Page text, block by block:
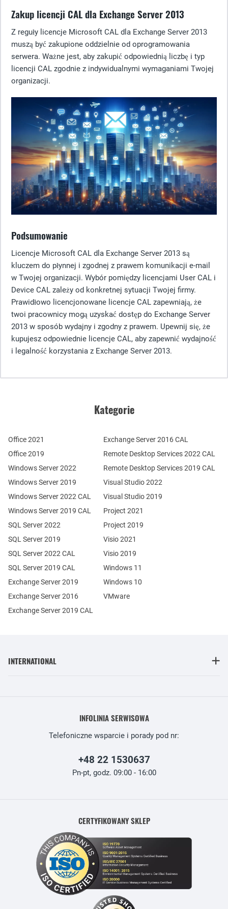
Zakup licencji CAL dla Exchange Server 2013
Z reguły licencje Microsoft CAL dla Exchange Server 2013
muszą być zakupione oddzielnie od oprogramowania
serwera. Ważne jest, aby zakupić odpowiednią liczbę i typ
licencji CAL zgodnie z indywidualnymi wymaganiami Twojej
organizacji.
Podsumowanie
Licencje Microsoft CAL dla Exchange Server 2013 są
kluczem do płynnej i zgodnej z prawem komunikacji e-mail
w Twojej organizacji. Wybór pomiędzy licencjami User CAL i
Device CAL zależy od konkretnej sytuacji Twojej firmy.
Prawidłowo licencjonowane licencje CAL zapewniają, że
twoi pracownicy mogą uzyskać dostęp do Exchange Server
2013 w sposób wydajny i zgodny z prawem. Upewnij się, że
kupujesz odpowiednie licencje CAL, aby zapewnić wydajność
i legalność korzystania z Exchange Server 2013.
Kategorie
Office 2021
Office 2019
Windows Server 2022
Windows Server 2019
Exchange Server 2019
Exchange Server 2016
SQL Server 2022
SQL Server 2019
Windows Server 2022 CAL
Windows Server 2019 CAL
SQL Server 2022 CAL
SQL Server 2019 CAL
Remote Desktop Services 2022 CAL
Remote Desktop Services 2019 CAL
Exchange Server 2019 CAL
Exchange Server 2016 CAL
Visual Studio 2022
Visual Studio 2019
Project 2021
Project 2019
Visio 2021
Visio 2019
Windows 11
Windows 10
VMware
INTERNATIONAL
INFOLINIA SERWISOWA
Telefoniczne wsparcie i porady pod nr:
+48 22 1530637
Pn-pt, godz. 09:00 - 16:00
CERTYFIKOWANY SKLEP